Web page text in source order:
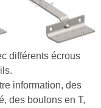
différents écrous
information, des
des boulons en T,